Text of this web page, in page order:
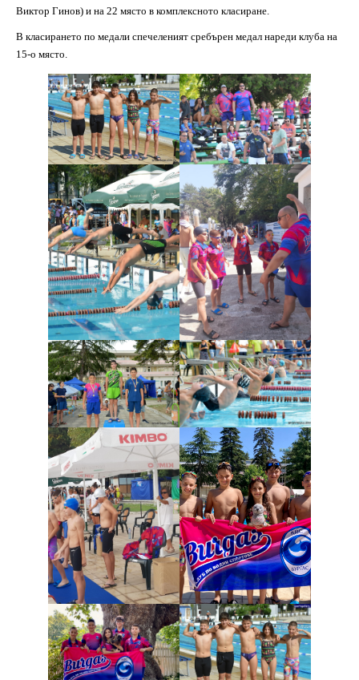
Виктор Гинов) и на 22 място в комплексното класиране.
В класирането по медали спечеленият сребърен медал нареди клуба на
15-о място.